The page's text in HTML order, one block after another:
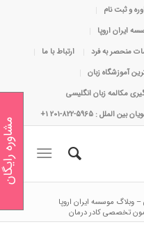
و ثبت نام
ایران اروپا
منحصر به فرد
ارتباط با ما
آموزشگاه زبان
مکالمه زبان انگلیسی
وبلاگ موسسه ایران اروپا